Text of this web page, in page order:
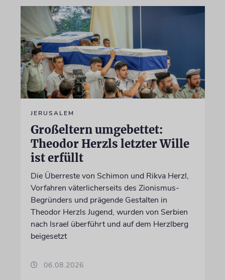
JERUSALEM
Großeltern umgebettet:
Theodor Herzls letzter Wille
ist erfüllt
Die Überreste von Schimon und Rikva Herzl,
Vorfahren väterlicherseits des Zionismus-
Begründers und prägende Gestalten in
Theodor Herzls Jugend, wurden von Serbien
nach Israel überführt und auf dem Herzlberg
beigesetzt
06.08.2026